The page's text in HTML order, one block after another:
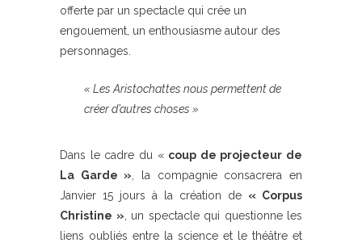
offerte par un spectacle qui crée un
engouement, un enthousiasme autour des
personnages.
« Les Aristochattes nous permettent de
créer d’autres choses »
Dans le cadre du « coup de projecteur de
La Garde » , la compagnie consacrera en
Janvier 15 jours à la création de « Corpus
Christine » , un spectacle qui questionne les
liens oubliés entre la science et le théâtre et